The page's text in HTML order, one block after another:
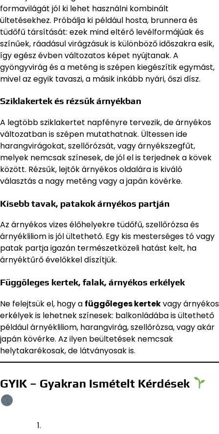
formavilágát jól ki lehet használni kombinált
ültetésekhez. Próbálja ki például hosta, brunnera és
tüdőfű társítását: ezek mind eltérő levélformájúak és
színűek, ráadásul virágzásuk is különböző időszakra esik,
így egész évben változatos képet nyújtanak. A
gyöngyvirág és a meténg is szépen kiegészítik egymást,
mivel az egyik tavaszi, a másik inkább nyári, őszi dísz.
Sziklakertek és rézsűk árnyékban
A legtöbb sziklakertet napfényre tervezik, de árnyékos
változatban is szépen mutathatnak. Ültessen ide
harangvirágokat, szellőrózsát, vagy árnyékszegfűt,
melyek nemcsak színesek, de jól el is terjednek a kövek
között. Rézsűk, lejtők árnyékos oldalára is kiváló
választás a nagy meténg vagy a japán kövérke.
Kisebb tavak, patakok árnyékos partján
Az árnyékos vizes élőhelyekre tüdőfű, szellőrózsa és
árnyékliliom is jól ültethető. Egy kis mesterséges tó vagy
patak partja igazán természetközeli hatást kelt, ha
árnyéktűrő évelőkkel díszítjük.
Függőleges kertek, falak, árnyékos erkélyek
Ne felejtsük el, hogy a függőleges kertekvagy árnyékos
erkélyek is lehetnek színesek: balkonládába is ültethető
például árnyékliliom, harangvirág, szellőrózsa, vagy akár
japán kövérke. Az ilyen beültetések nemcsak
helytakarékosak, de látványosak is.
GYIK – Gyakran Ismételt Kérdések